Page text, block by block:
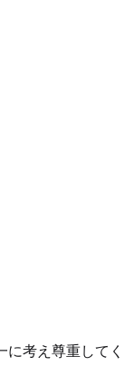
考え尊重して